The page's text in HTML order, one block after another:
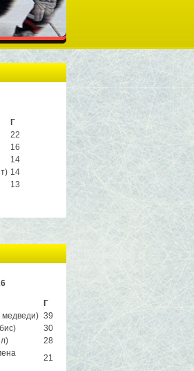
Г
22
16
14
14
13
Г
медведи) 39
30
28
21